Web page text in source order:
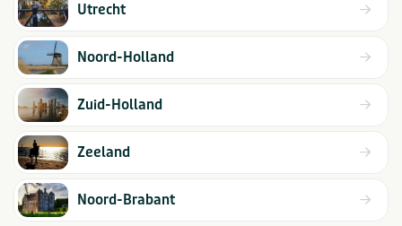
Utrecht
Noord-Holland
Zuid-Holland
Zeeland
Noord-Brabant